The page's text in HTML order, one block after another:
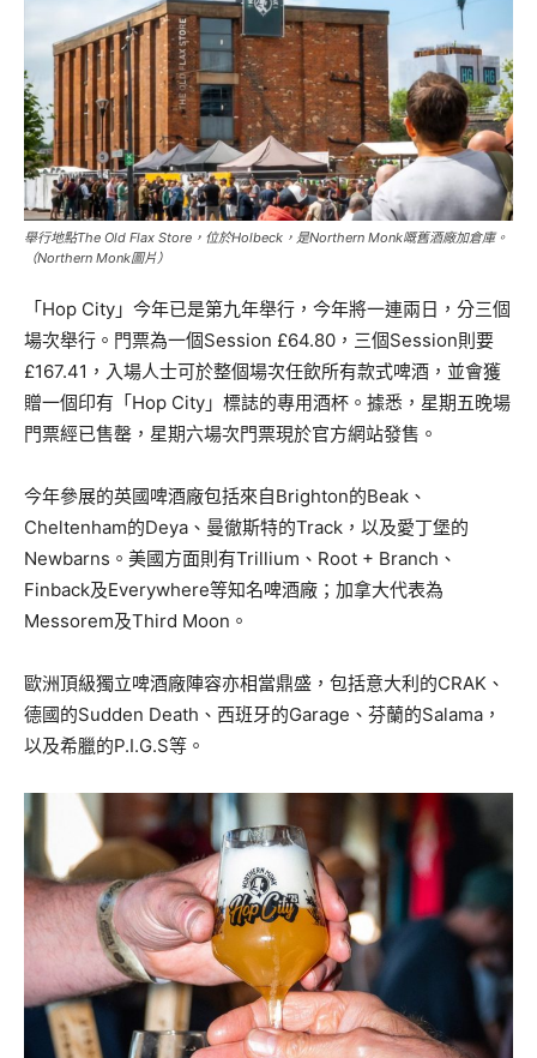
舉行地點The Old Flax Store，位於Holbeck，是Northern Monk嘅舊酒廠加倉庫。
（Northern Monk圖片）
「Hop City」今年已是第九年舉行，今年將一連兩日，分三個
場次舉行。門票為一個Session £64.80，三個Session則要
£167.41，入場人士可於整個場次任飲所有款式啤酒，並會獲
贈一個印有「Hop City」標誌的專用酒杯。據悉，星期五晚場
門票經已售罄，星期六場次門票現於官方網站發售。
今年參展的英國啤酒廠包括來自Brighton的Beak、
Cheltenham的Deya、曼徹斯特的Track，以及愛丁堡的
Newbarns。美國方面則有Trillium、Root + Branch、
Finback及Everywhere等知名啤酒廠；加拿大代表為
Messorem及Third Moon。
歐洲頂級獨立啤酒廠陣容亦相當鼎盛，包括意大利的CRAK、
德國的Sudden Death、西班牙的Garage、芬蘭的Salama，
以及希臘的P.I.G.S等。